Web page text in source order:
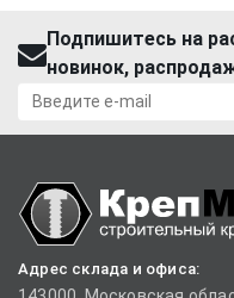
Подпишитесь на
новинок,
Адрес склада и офиса: